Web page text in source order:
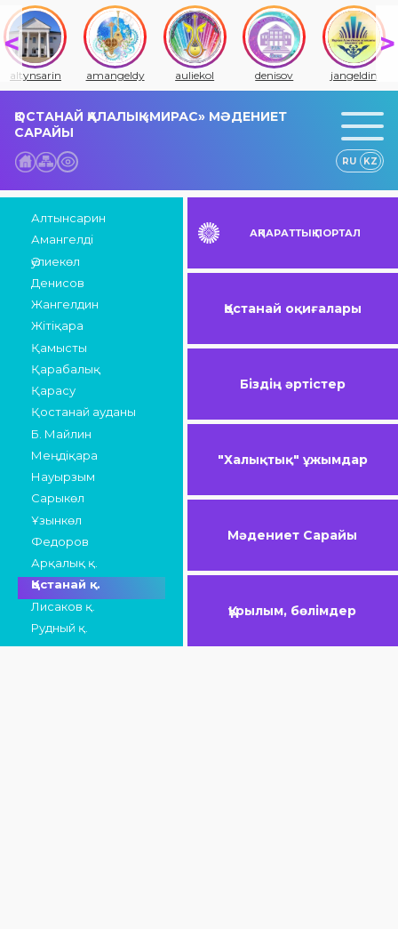
altynsarin amangeldy auliekol denisov jangeldin
ҚОСТАНАЙ ҚАЛАЛЫҚ «МИРАС» МӘДЕНИЕТ
САРАЙЫ
RU KZ
Алтынсарин
Амангелді
Әулиекөл
Денисов
Жангелдин
Жітіқара
Қамысты
Қарабалық
Қарасу
Қостанай ауданы
Б. Майлин
Меңдіқара
Науырзым
Сарыкөл
Ұзынкөл
Федоров
Арқалық қ.
Қостанай қ.
Лисаков қ.
Рудный қ.
АҚПАРАТТЫҚ ПОРТАЛ
Қостанай оқиғалары
Біздің әртістер
"Халықтық" ұжымдар
Мәдениет Сарайы
Құрылым, бөлімдер